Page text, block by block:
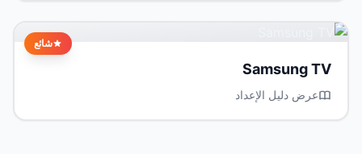
شائع
Samsung TV
عرض دليل الإعداد